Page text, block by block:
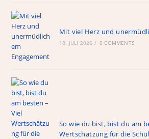
Mit viel Herz und
18. JULI 2026 / 0 COMMENTS
So wie du bist, bist du am
Wertschätzung für die